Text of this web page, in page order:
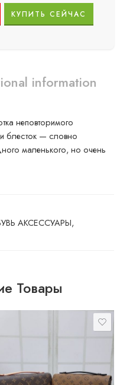
КУПИТЬ СЕЙЧАС
information
неповторимого
блесток — словно
маленького, но очень
АКСЕССУАРЫ,
Товары